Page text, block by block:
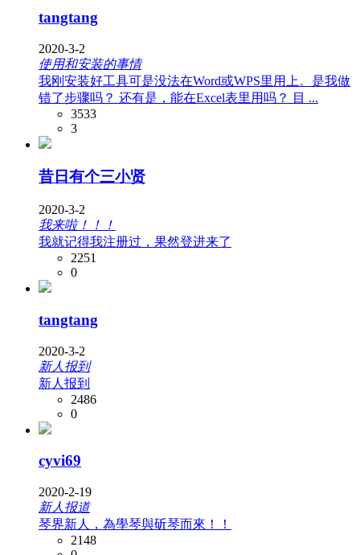
tangtang
2020-3-2
使用和安装的事情
我刚安装好工具可是没法在Word或WPS里用上。是我做
错了步骤吗？ 还有是，能在Excel表里用吗？ 目 ...
3533
3
昔日有个三小贤
2020-3-2
我来啦！！！
我就记得我注册过，果然登进来了
2251
0
tangtang
2020-3-2
新人报到
新人报到
2486
0
cyvi69
2020-2-19
新人报道
琴界新人，為學琴與斫琴而來！！
2148